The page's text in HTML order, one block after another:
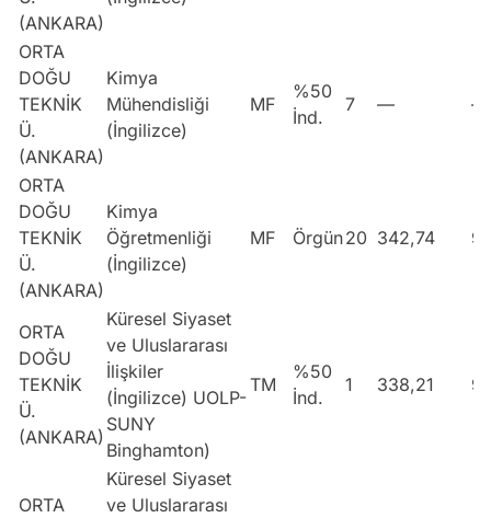
(ANKARA)
ORTA
DOĞU
TEKNİK
Ü.
(ANKARA)
Kimya
Mühendisliği
(İngilizce)
MF
%50
İnd.
7 — —
ORTA
DOĞU
TEKNİK
Ü.
(ANKARA)
Kimya
Öğretmenliği
(İngilizce)
MF Örgün20 342,74
ORTA
DOĞU
TEKNİK
Ü.
(ANKARA)
Küresel Siyaset
ve Uluslararası
İlişkiler
(İngilizce) UOLP-
SUNY
Binghamton)
TM
%50
İnd.
1 338,21
ORTA
Küresel Siyaset
ve Uluslararası